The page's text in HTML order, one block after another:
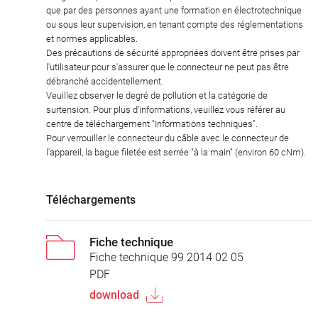
que par des personnes ayant une formation en électrotechnique
ou sous leur supervision, en tenant compte des réglementations
et normes applicables.
Des précautions de sécurité appropriées doivent être prises par
l'utilisateur pour s'assurer que le connecteur ne peut pas être
débranché accidentellement.
Veuillez observer le degré de pollution et la catégorie de
surtension. Pour plus d'informations, veuillez vous référer au
centre de téléchargement "Informations techniques".
Pour verrouiller le connecteur du câble avec le connecteur de
l'appareil, la bague filetée est serrée "à la main" (environ 60 cNm).
Téléchargements
Fiche technique
Fiche technique 99 2014 02 05
PDF
download